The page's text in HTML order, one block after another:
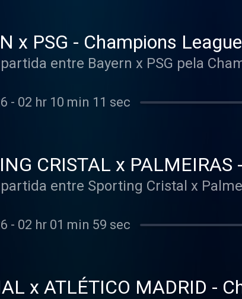
x PSG - Champions
entre Bayern x PSG pela
- 02 hr 10 min 11 sec
CRISTAL x
entre Sporting Cristal x
- 02 hr 01 min 59 sec
x ATLÉTICO MADRID -